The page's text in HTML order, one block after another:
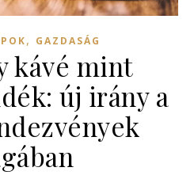
, GAZDASÁG
kávé mint
új irány a